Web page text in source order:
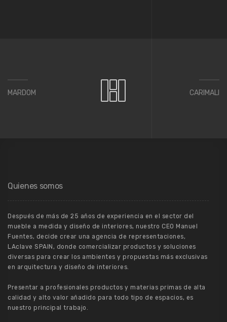
MARDOM CARIMALI
Quienes somos
Después de más de 25 años de experiencia en el sector del
mueble a medida y diseño de interiores, nuestro CEO Manuel
Fuentes, decide crear una agencia de representaciones,
LAclave SPAIN, donde comercializar productos y soluciones
diversas para crear los ambientes y propuestas más exclusivas
en arquitectura y diseño de interiores.
Presentar a profesionales productos y materias primas de alta
calidad y alto valor añadido para todo tipo de espacios, es
nuestro principal trabajo.